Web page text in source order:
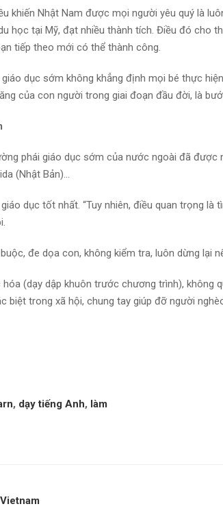
khiến Nhật Nam được mọi người yêu quý là
học tại Mỹ, đạt nhiều thành tích. Điều đó cho
tiếp theo mới có thể thành công.
dục sớm không khẳng định mọi bé thực
của con người trong giai đoạn đầu đời, là
phái giáo dục sớm của nước ngoài đã được
(Nhật Bản)…
dục tốt nhất. “Tuy nhiên, điều quan trọng
đe dọa con, không kiểm tra, luôn dừng lại
(dạy dập khuôn trước chương trình), không
biệt trong xã hội, chung tay giúp đỡ người
, dạy tiếng Anh, làm